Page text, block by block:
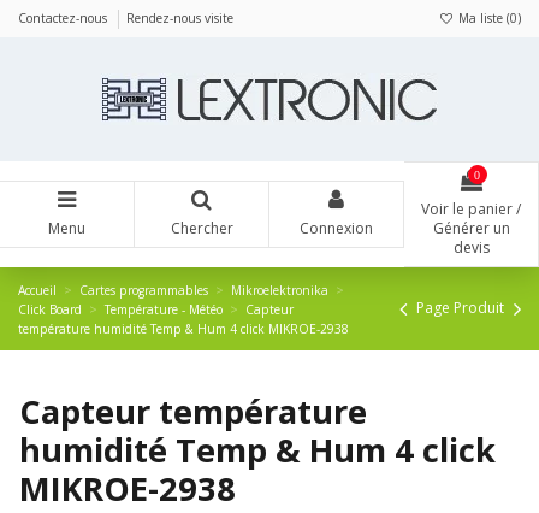
Contactez-nous Rendez-nous visite Ma liste (0)
Menu Chercher Connexion
0
Voir le panier /
Générer un
devis
Accueil Cartes programmables
Mikroelektronika
Click Board
Température - Météo
Capteur
température humidité Temp & Hum 4 click MIKROE-2938
Page Produit
Capteur température
humidité Temp & Hum 4 click
MIKROE-2938
Panneau de gestion des cookies